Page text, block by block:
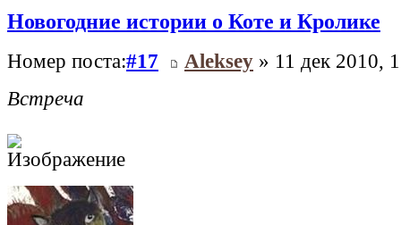
Новогодние истории о Коте и Кролике
Номер поста:#17 Aleksey » 11 дек 2010,
Встреча